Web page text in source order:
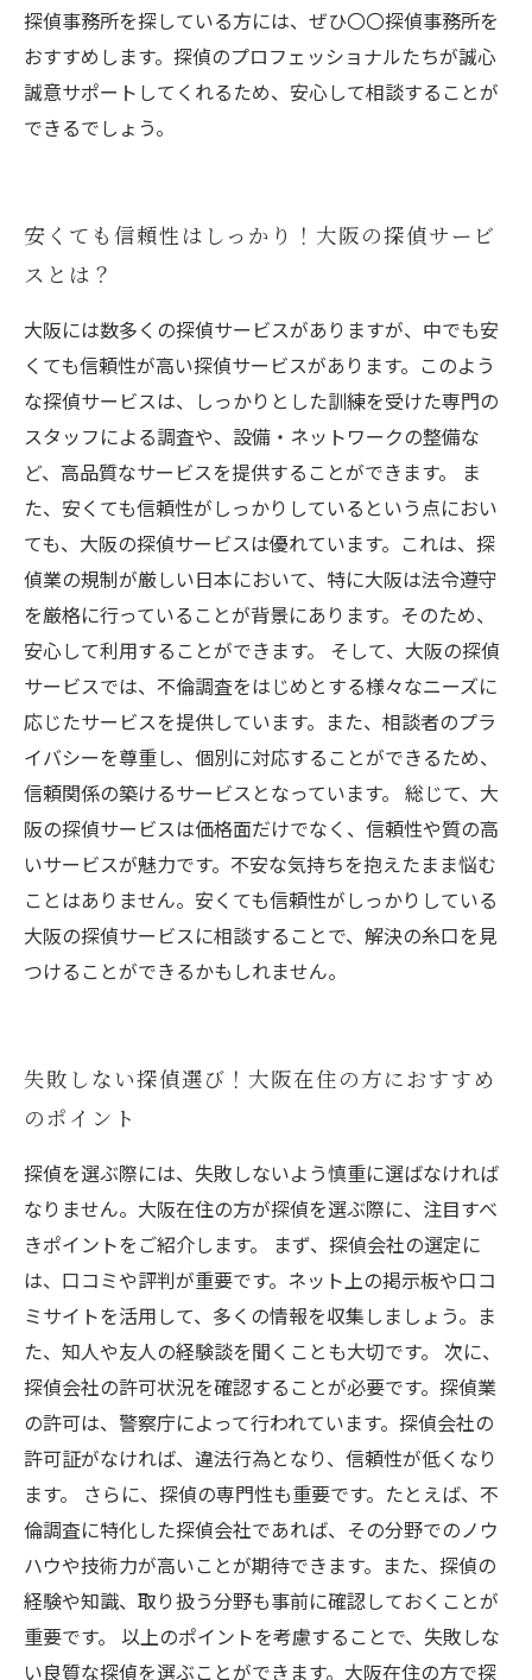
探偵事務所を探している方には、ぜひ〇〇探偵事務所を
おすすめします。探偵のプロフェッショナルたちが誠心
誠意サポートしてくれるため、安心して相談することが
できるでしょう。
安くても信頼性はしっかり！大阪の探偵サービ
スとは？
大阪には数多くの探偵サービスがありますが、中でも安
くても信頼性が高い探偵サービスがあります。このよう
な探偵サービスは、しっかりとした訓練を受けた専門の
スタッフによる調査や、設備・ネットワークの整備な
ど、高品質なサービスを提供することができます。 ま
た、安くても信頼性がしっかりしているという点におい
ても、大阪の探偵サービスは優れています。これは、探
偵業の規制が厳しい日本において、特に大阪は法令遵守
を厳格に行っていることが背景にあります。そのため、
安心して利用することができます。 そして、大阪の探偵
サービスでは、不倫調査をはじめとする様々なニーズに
応じたサービスを提供しています。また、相談者のプラ
イバシーを尊重し、個別に対応することができるため、
信頼関係の築けるサービスとなっています。 総じて、大
阪の探偵サービスは価格面だけでなく、信頼性や質の高
いサービスが魅力です。不安な気持ちを抱えたまま悩む
ことはありません。安くても信頼性がしっかりしている
大阪の探偵サービスに相談することで、解決の糸口を見
つけることができるかもしれません。
失敗しない探偵選び！大阪在住の方におすすめ
のポイント
探偵を選ぶ際には、失敗しないよう慎重に選ばなければ
なりません。大阪在住の方が探偵を選ぶ際に、注目すべ
きポイントをご紹介します。 まず、探偵会社の選定に
は、口コミや評判が重要です。ネット上の掲示板や口コ
ミサイトを活用して、多くの情報を収集しましょう。ま
た、知人や友人の経験談を聞くことも大切です。 次に、
探偵会社の許可状況を確認することが必要です。探偵業
の許可は、警察庁によって行われています。探偵会社の
許可証がなければ、違法行為となり、信頼性が低くなり
ます。 さらに、探偵の専門性も重要です。たとえば、不
倫調査に特化した探偵会社であれば、その分野でのノウ
ハウや技術力が高いことが期待できます。また、探偵の
経験や知識、取り扱う分野も事前に確認しておくことが
重要です。 以上のポイントを考慮することで、失敗しな
い良質な探偵を選ぶことができます。大阪在住の方で探